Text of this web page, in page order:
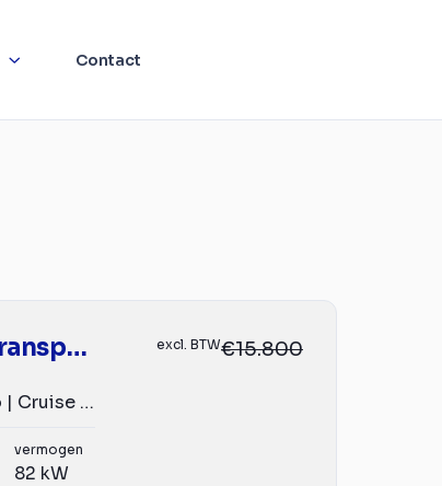
Contact
Volkswagen Transporter
2.0 TDI L2H1 | Airco | Cruise | Carplay | 3-Zits | 2xSchu...
excl. BTW€15.800
vermogen
82 kW